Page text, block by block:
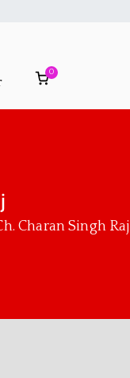
0
Ch. Charan Singh